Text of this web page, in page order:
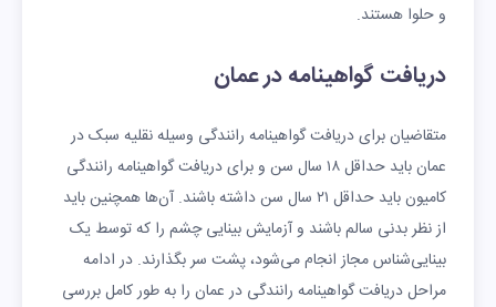
و حلوا هستند.
دریافت گواهینامه در عمان
متقاضیان برای دریافت گواهینامه رانندگی وسیله نقلیه سبک در
عمان باید حداقل ۱۸ سال سن و برای دریافت گواهینامه رانندگی
کامیون باید حداقل ۲۱ سال سن داشته باشند. آن‌ها همچنین باید
از نظر بدنی سالم باشند و آزمایش بینایی چشم را که توسط یک
بینایی‌شناس مجاز انجام می‌شود، پشت سر بگذارند. در ادامه
مراحل دریافت گواهینامه رانندگی در عمان را به طور کامل بررسی